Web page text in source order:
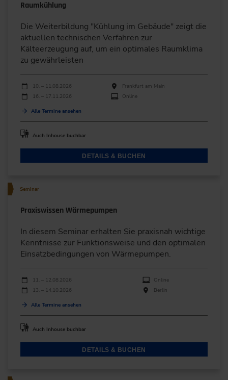
Raumkühlung
Die Weiterbildung "Kühlung im Gebäude" zeigt die
aktuellen technischen Verfahren zur
Kälteerzeugung auf, um ein optimales Raumklima
zu gewährleisten
Durchführungen
Veranstaltungsdatum Veranstaltungsort
10. – 11.08.2026
Frankfurt am Main
16. – 17.11.2026
Online
Alle Termine ansehen
Auch Inhouse buchbar
DETAILS & BUCHEN
Seminar
Praxiswissen Wärmepumpen
In diesem Seminar erhalten Sie praxisnah wichtige
Kenntnisse zur Funktionsweise und den optimalen
Einsatzbedingungen von Wärmepumpen.
Durchführungen
Veranstaltungsdatum
11. – 12.08.2026
Online
13. – 14.10.2026
Berlin
Alle Termine ansehen
Auch Inhouse buchbar
DETAILS & BUCHEN